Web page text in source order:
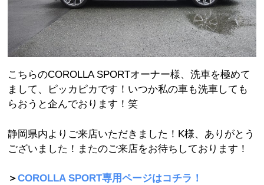
こちらのCOROLLA SPORTオーナー様、洗車を極めて
まして、ピッカピカです！いつか私の車も洗車しても
らおうと企んでおります！笑
静岡県内よりご来店いただきました！K様、ありがとう
ございました！またのご来店をお待ちしております！
＞COROLLA SPORT専用ページはコチラ！